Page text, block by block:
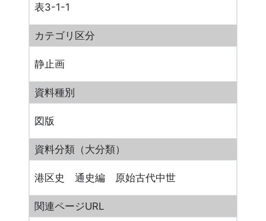
表3-1-1
カテゴリ区分
静止画
資料種別
図版
資料分類（大分類）
港区史 通史編 原始古代中世
関連ページURL